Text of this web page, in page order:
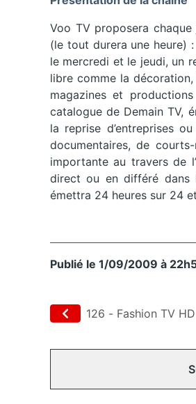
Voo TV proposera
(le tout durera une heure)
le mercredi et le jeudi, un
libre comme la
magazines et
catalogue de Demain TV,
la reprise d’entreprises
documentaires, de
importante au travers de
direct ou en différé dans
émettra 24 heures sur 24
Publié le 1/09/2009 à
126 - Fashion TV HD